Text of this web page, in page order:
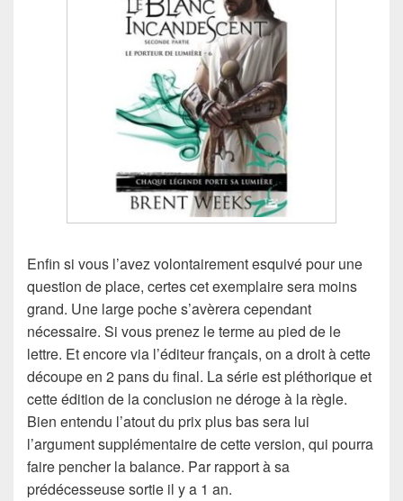
Enfin si vous l’avez volontairement esquivé pour une
question de place, certes cet exemplaire sera moins
grand. Une large poche s’avèrera cependant
nécessaire. Si vous prenez le terme au pied de le
lettre. Et encore via l’éditeur français, on a droit à cette
découpe en 2 pans du final. La série est pléthorique et
cette édition de la conclusion ne déroge à la règle.
Bien entendu l’atout du prix plus bas sera lui
l’argument supplémentaire de cette version, qui pourra
faire pencher la balance. Par rapport à sa
prédécesseuse sortie il y a 1 an.